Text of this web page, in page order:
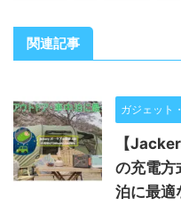
関連記事
ガジェット
【
の充電方
泊に最適